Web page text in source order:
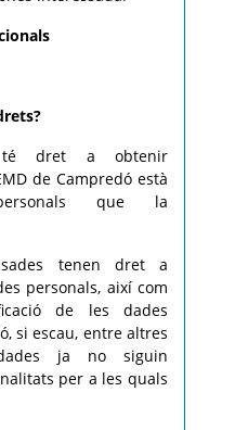
té dret a obtenir
de Campredó està
que la
tenen dret a
personals, així com
de les dades
si escau, entre altres
ja no siguin
per a les quals